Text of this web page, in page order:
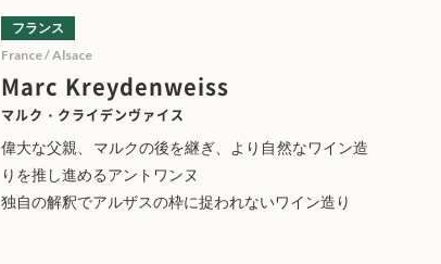
Marc Kreydenweiss
マルク・クライデンヴァイス
フランス
France / Alsace
偉大な父親、マルクの後を継ぎ、より自然なワイン造
りを推し進めるアントワンヌ
独自の解釈でアルザスの枠に捉われないワイン造り